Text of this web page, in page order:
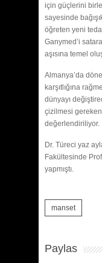
için güçlerini
sayesinde
öğreten yeni
Ganymed’i
aşısına temel
Almanya’da
karşıtlığına
dünyayı
çizilmesi
değerlendiriliyor.
Dr. Türeci yaz
Fakültesinde
yapmıştı.
manset
Paylas